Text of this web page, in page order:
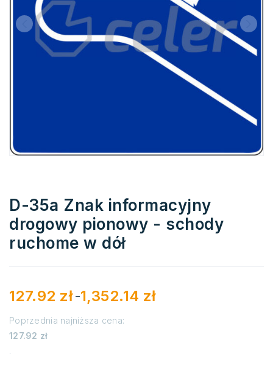
D-35a Znak informacyjny
drogowy pionowy - schody
ruchome w dół
127.92 zł –1,352.14 zł
Zakres
od
Poprzednia najniższa cena:
127.92 zł
.